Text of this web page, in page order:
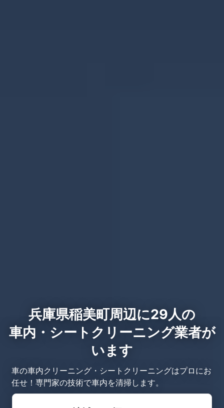
兵庫県稲美町周辺に29人の
車内・シートクリーニング業者が
います
車の車内クリーニング・シートクリーニングはプロにお
任せ！専門家の技術で車内を清掃します。